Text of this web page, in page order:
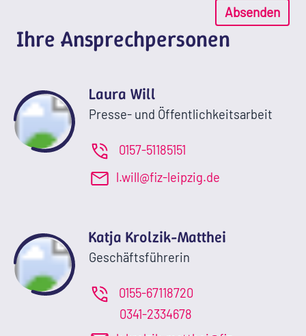
Absenden
Ihre Ansprechpersonen
Laura Will
Presse- und Öffentlichkeitsarbeit
0157-51185151
l.will@fiz-leipzig.de
Katja Krolzik-Matthei
Geschäftsführerin
0155-67118720
0341-2334678